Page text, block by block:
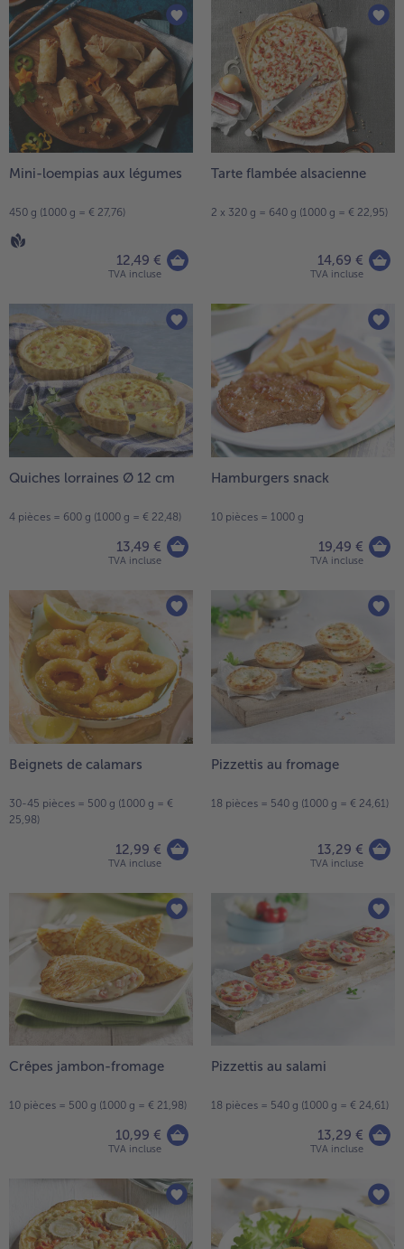
High Protein
TousHigh Protein
Veggie & Vegan
TousVeggie & Vegan
- € 5 à l’achat de 7 plats au choix
articles
sur
liste.
Mini-loempias aux légumes
450 g (1000 g = € 27,76)
12,49 €
TVA incluse
Tarte flambée alsacienne
2 x 320 g = 640 g (1000 g = € 22,95)
14,69 €
TVA incluse
Quiches lorraines Ø 12 cm
4 pièces = 600 g (1000 g = € 22,48)
13,49 €
TVA incluse
Hamburgers snack
10 pièces = 1000 g
19,49 €
TVA incluse
Beignets de calamars
30-45 pièces = 500 g (1000 g = €
25,98)
12,99 €
TVA incluse
Pizzettis au fromage
18 pièces = 540 g (1000 g = € 24,61)
13,29 €
TVA incluse
Crêpes jambon-fromage
10 pièces = 500 g (1000 g = € 21,98)
10,99 €
TVA incluse
Pizzettis au salami
18 pièces = 540 g (1000 g = € 24,61)
13,29 €
TVA incluse